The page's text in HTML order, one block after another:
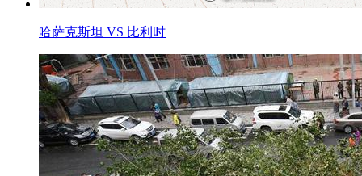
哈萨克斯坦 VS 比利时